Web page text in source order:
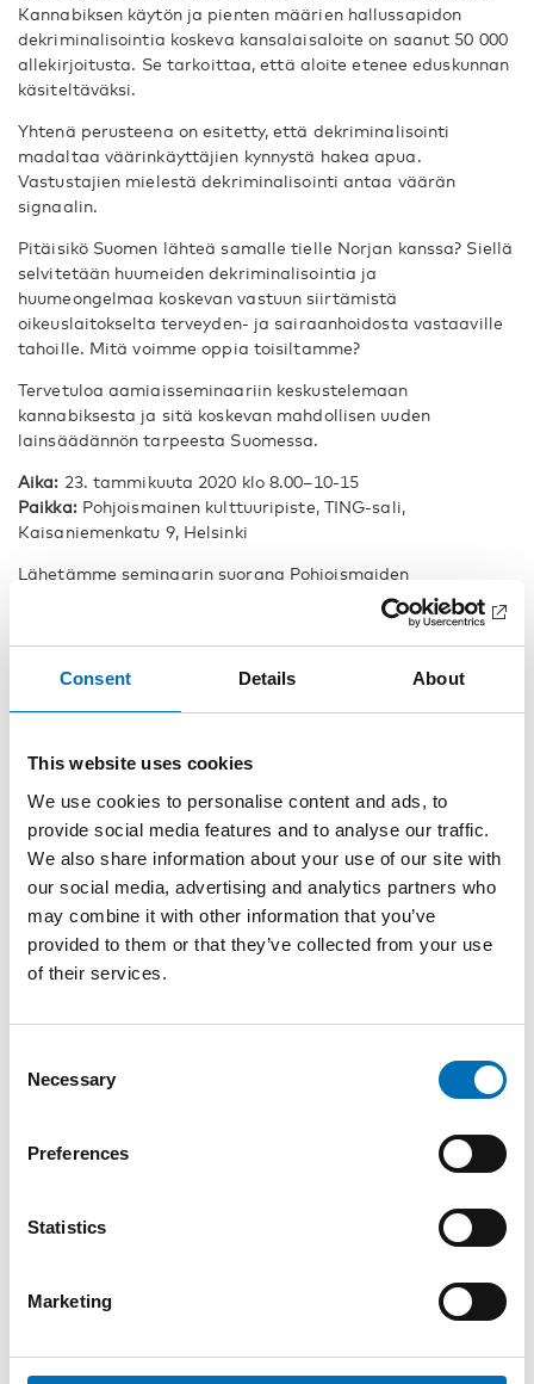
Consent Details About
This website uses cookies
We use cookies to personalise content and ads, to
provide social media features and to analyse our traffic.
We also share information about your use of our site with
our social media, advertising and analytics partners who
may combine it with other information that you’ve
provided to them or that they’ve collected from your use
of their services.
Selection
Necessary
Preferences
Statistics
Marketing
Kannabiksen käytön ja pienten määrien hallussapidon
dekriminalisointia koskeva kansalaisaloite on saanut 50 000
allekirjoitusta. Se tarkoittaa, että aloite etenee eduskunnan
käsiteltäväksi.
Yhtenä perusteena on esitetty, että dekriminalisointi
madaltaa väärinkäyttäjien kynnystä hakea apua.
Vastustajien mielestä dekriminalisointi antaa väärän
signaalin.
Pitäisikö Suomen lähteä samalle tielle Norjan kanssa? Siellä
selvitetään huumeiden dekriminalisointia ja
huumeongelmaa koskevan vastuun siirtämistä
oikeuslaitokselta terveyden- ja sairaanhoidosta vastaaville
tahoille. Mitä voimme oppia toisiltamme?
Tervetuloa aamiaisseminaariin keskustelemaan
kannabiksesta ja sitä koskevan mahdollisen uuden
lainsäädännön tarpeesta Suomessa.
Aika: 23. tammikuuta 2020 klo 8.00–10-15
Paikka:Pohjoismainen kulttuuripiste, TING-sali,
Kaisaniemenkatu 9, Helsinki
Lähetämme seminaarin suorana Pohjoismaiden
ministerineuvoston ja Pohjoismaiden neuvoston Facebook -
Ohjelma
8.30–8.40 Tilaisuuden avaus
Moderaattori Jeanette Björkqvist, freelancetoimittaja
8.40–8.55 Kannabiksen käyttö ja dekriminalisointikeskustelu
Suomessa
Pekka Hakkarainen, tutkimusprofessori, Terveyden ja
hyvinvoinnin laitos, Suomi
8.55–9.10 Tilanne Norjassa huumeiden dekriminalisoinnin
Torbjørn K. Brekke, osastopäällikkö, kansanterveysosasto,
9.10–9.45 Paneelikeskustelu
Projektipäällikkö Kim Kannussaari, Ehkäisevä päihdetyö
Vihreiden nuorten puheenjohtaja Amanda Pasanen
Projektipäällikkö Anne Ahlefelt, “På samma linje”-projekti,
9.45–10.15 Kysymyksiä ja keskustelua
Event details